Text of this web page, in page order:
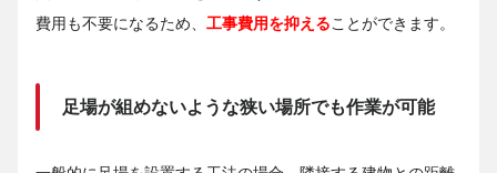
費用も不要になるため、 工事費用を抑えることができます。
足場が組めないような狭い場所でも作業が可能